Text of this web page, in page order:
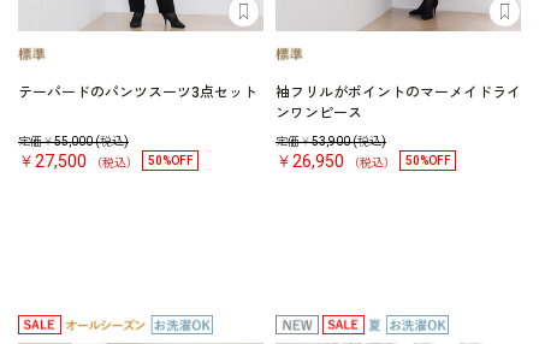
テーパードのパンツスーツ3点セット
定価￥55,000(税込)
￥27,500 （税込） 50%OFF
袖フリルがポイントのマーメイドライ
ンワンピース
定価￥53,900(税込)
￥26,950 （税込） 50%OFF